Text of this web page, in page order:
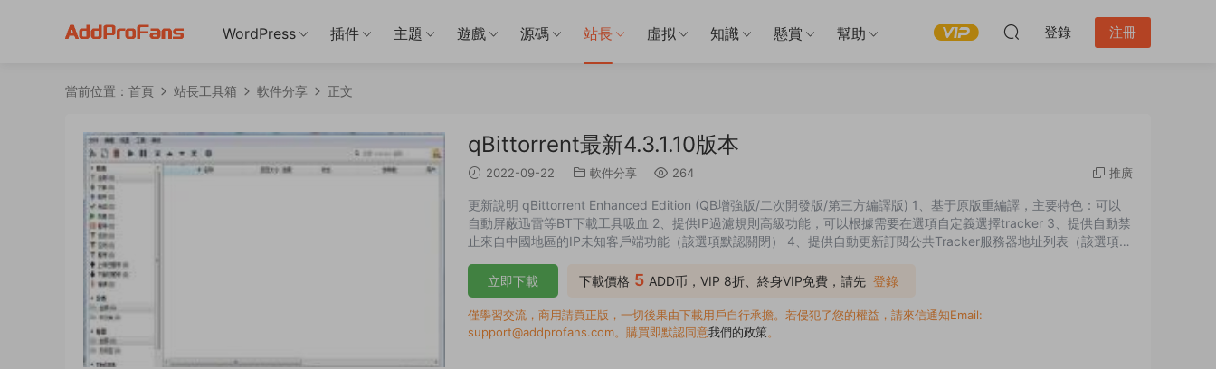
WordPress 插件 主題 遊戲 源碼 站長 虛拟 知識 懸賞 幫助 登錄 注冊
當前位置： 首頁 站長工具箱 軟件分享 正文
qBittorrent最新4.3.1.10版本
2022-09-22 軟件分享 264 推廣
更新說明 qBittorrent Enhanced Edition (QB增強版/二次開發版/第三方編譯版) 1、基于原版重編譯，主要特色：可以
自動屏蔽迅雷等BT下載工具吸血 2、提供IP過濾規則高級功能，可以根據需要在選項自定義選擇tracker 3、提供自動禁
止來自中國地區的IP未知客戶端功能（該選項默認關閉） 4、提供自動更新訂閱公共Tracker服務器地址列表（該選項默
受原...
下載價格 5 ADD币，VIP 8折、終身VIP免費，請先 登錄
立即下載
僅學習交流，商用請買正版，一切後果由下載用戶自行承擔。若侵犯了您的權益，請來信通知Email:
support@addprofans.com。購買即默認同意我們的政策。